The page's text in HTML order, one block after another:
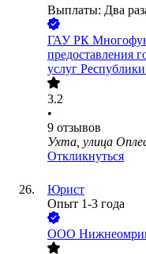
Выплаты: Два
ГАУ РК
предоставления
услуг
3.2
•
9 отзывов
Ухта, улица
Откликнуться
Юрист
Опыт 1-3 года
ООО